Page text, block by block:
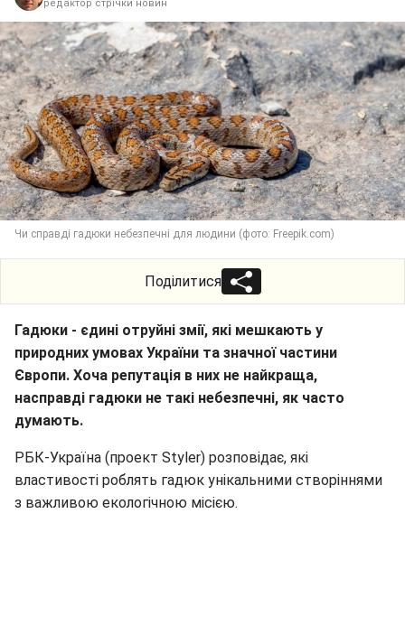
редактор стрічки новин
Чи справді гадюки небезпечні для людини (фото: Freepik.com)
Поділитися
Гадюки - єдині отруйні змії, які мешкають у
природних умовах України та значної частини
Європи. Хоча репутація в них не найкраща,
насправді гадюки не такі небезпечні, як часто
думають.
РБК-Україна (проект Styler) розповідає, які
властивості роблять гадюк унікальними створіннями
з важливою екологічною місією.